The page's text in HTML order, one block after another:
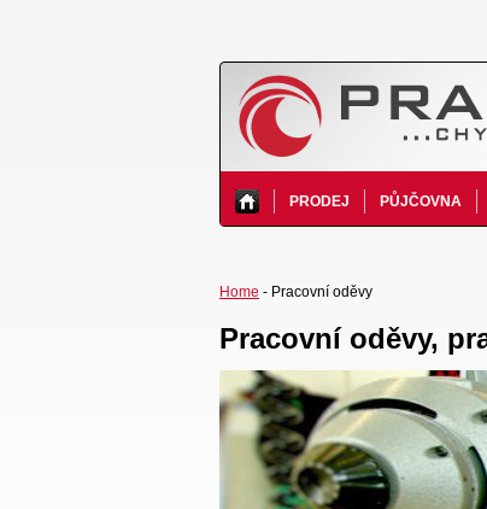
PRODEJ PŮJČOVNA
Home - Pracovní oděvy
Pracovní oděvy,